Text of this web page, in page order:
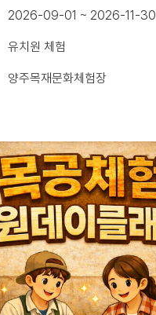
2026-09-01 ~ 2026-11-30
유치원 체험
양주목재문화체험장